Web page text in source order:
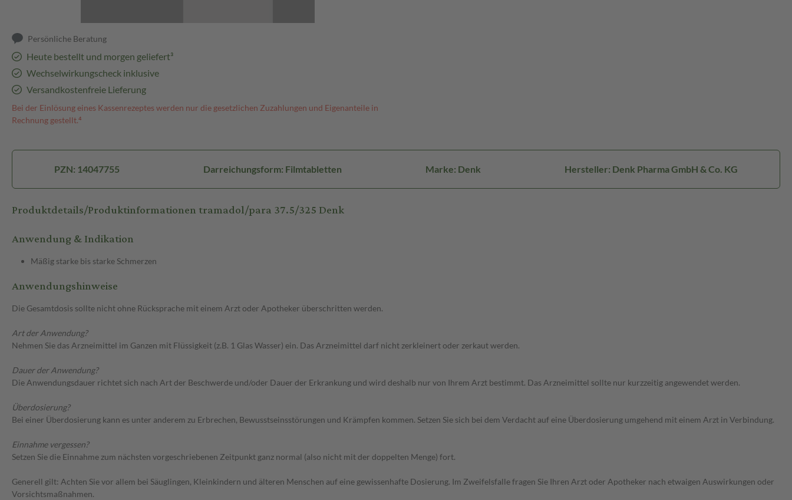
Persönliche Beratung
Heute bestellt und morgen geliefert³
Wechselwirkungscheck inklusive
Versandkostenfreie Lieferung
Bei der Einlösung eines Kassenrezeptes werden nur die gesetzlichen Zuzahlungen und Eigenanteile in
Rechnung gestellt.⁴
PZN: 14047755 Darreichungsform: Filmtabletten Marke: Denk Hersteller: Denk Pharma GmbH & Co. KG
Produktdetails/Produktinformationen tramadol/para 37.5/325 Denk
Anwendung & Indikation
Mäßig starke bis starke Schmerzen
Anwendungshinweise
Die Gesamtdosis sollte nicht ohne Rücksprache mit einem Arzt oder Apotheker überschritten werden.
Art der Anwendung?
Nehmen Sie das Arzneimittel im Ganzen mit Flüssigkeit (z.B. 1 Glas Wasser) ein. Das Arzneimittel darf nicht zerkleinert oder zerkaut werden.
Dauer der Anwendung?
Die Anwendungsdauer richtet sich nach Art der Beschwerde und/oder Dauer der Erkrankung und wird deshalb nur von Ihrem Arzt bestimmt. Das Arzneimittel sollte nur kurzzeitig angewendet werden.
Überdosierung?
Bei einer Überdosierung kann es unter anderem zu Erbrechen, Bewusstseinsstörungen und Krämpfen kommen. Setzen Sie sich bei dem Verdacht auf eine Überdosierung umgehend mit einem Arzt in Verbindung.
Einnahme vergessen?
Setzen Sie die Einnahme zum nächsten vorgeschriebenen Zeitpunkt ganz normal (also nicht mit der doppelten Menge) fort.
Generell gilt: Achten Sie vor allem bei Säuglingen, Kleinkindern und älteren Menschen auf eine gewissenhafte Dosierung. Im Zweifelsfalle fragen Sie Ihren Arzt oder Apotheker nach etwaigen Auswirkungen oder
Vorsichtsmaßnahmen.